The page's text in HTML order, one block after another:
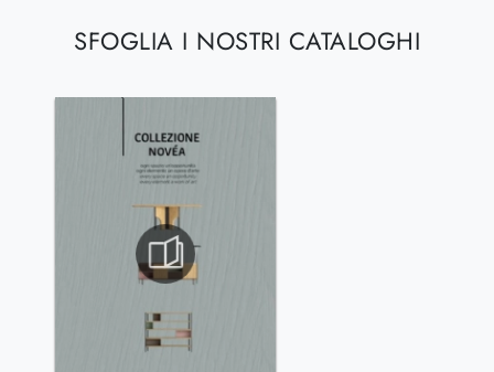
SFOGLIA I NOSTRI CATALOGHI